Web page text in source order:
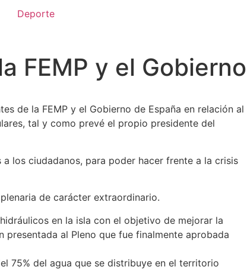
Deporte
FEMP y el Gobierno
de la FEMP y el Gobierno de España en relación al
tal y como prevé el propio presidente del
los ciudadanos, para poder hacer frente a la crisis
de carácter extraordinario.
en la isla con el objetivo de mejorar la
al Pleno que fue finalmente aprobada
75% del agua que se distribuye en el territorio